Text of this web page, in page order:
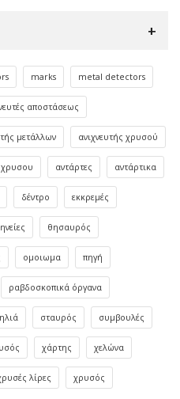
marks metal detectors
αποστάσεως
μετάλλων ανιχνευτής χρυσού
χρυσου αντάρτες αντάρτικα
δέντρο εκκρεμές
θησαυρός
ομοιωμα πηγή
ραβδοσκοπικά όργανα
σταυρός συμβουλές
χάρτης χελώνα
λίρες χρυσός